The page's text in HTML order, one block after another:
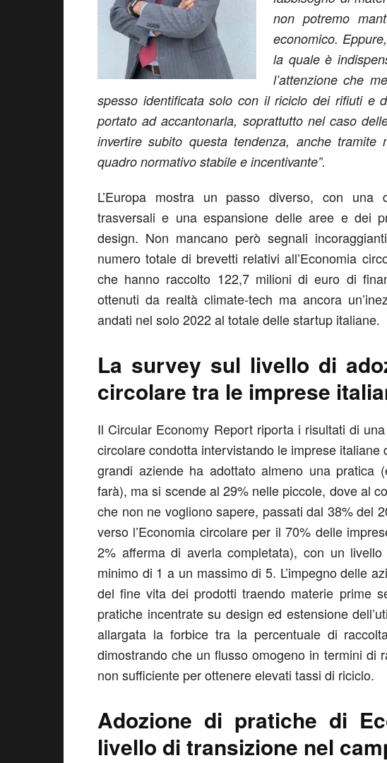
non potremo
economico.
la quale è
l’attenzione che
spesso identificata solo con il riciclo dei rifiuti e
portato ad accantonarla, soprattutto nel caso
invertire subito questa tendenza, anche tramite
quadro normativo stabile e incentivante”.
L’Europa mostra un passo diverso, con una
trasversali e una espansione delle aree e dei
design. Non mancano però segnali
numero totale di brevetti relativi all’Economia
che hanno raccolto 122,7 milioni di euro di
ottenuti da realtà climate-tech ma ancora
andati nel solo 2022 al totale delle startup italiane.
La survey sul livello di
circolare tra le imprese
Il Circular Economy Report riporta i risultati di
circolare condotta intervistando le imprese
grandi aziende ha adottato almeno una pratica
farà), ma si scende al 29% nelle piccole, dove al
che non ne vogliono sapere, passati dal 38% del
verso l’Economia circolare per il 70% delle
2% afferma di averla completata), con un
minimo di 1 a un massimo di 5. L’impegno delle
del fine vita dei prodotti traendo materie prime
pratiche incentrate su design ed estensione
allargata la forbice tra la percentuale di
dimostrando che un flusso omogeno in termini di
non sufficiente per ottenere elevati tassi di riciclo.
Adozione di pratiche di
livello di transizione nel